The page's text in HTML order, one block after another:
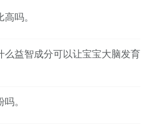
吗。
么益智成分可以让宝宝大脑发育
。